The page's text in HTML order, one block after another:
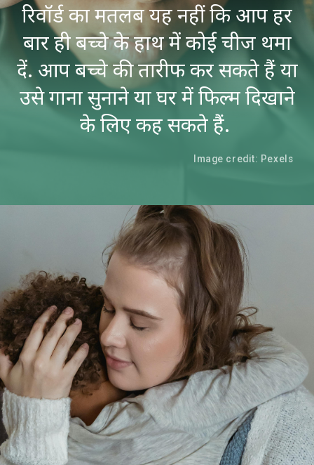
Image credit: Pexels
रिवॉर्ड का मतलब यह नहीं कि आप हर
बार ही बच्चे के हाथ में कोई चीज थमा
दें. आप बच्चे की तारीफ कर सकते हैं या
उसे गाना सुनाने या घर में फिल्म दिखाने
के लिए कह सकते हैं.